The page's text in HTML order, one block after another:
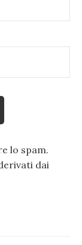
lo spam.
dai